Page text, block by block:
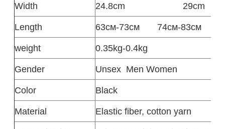
Width
24.8cm
29cm
Length
63см-73см
74см-83см
weight
0.35kg-0.4kg
Gender
Unsex Men Women
Color
Black
Material
Elastic fiber, cotton yarn